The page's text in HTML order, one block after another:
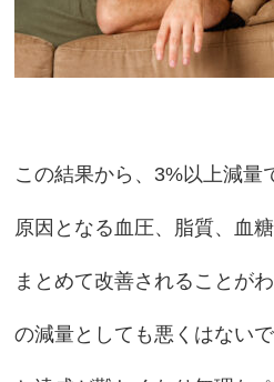
この結果から、3%以上減量
原因となる血圧、脂質、血
まとめて改善されることが
の減量としても悪くはない